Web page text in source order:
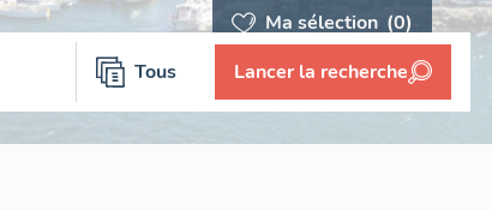
Ma sélection (0)
Tous Lancer la recherche